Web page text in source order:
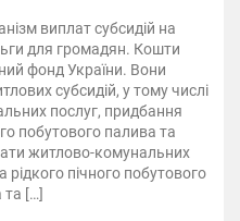
виплат субсидій на
для громадян. Кошти
фонд України. Вони
субсидій, у тому числі
послуг, придбання
побутового палива та
житлово-комунальних
пічного побутового
та […]